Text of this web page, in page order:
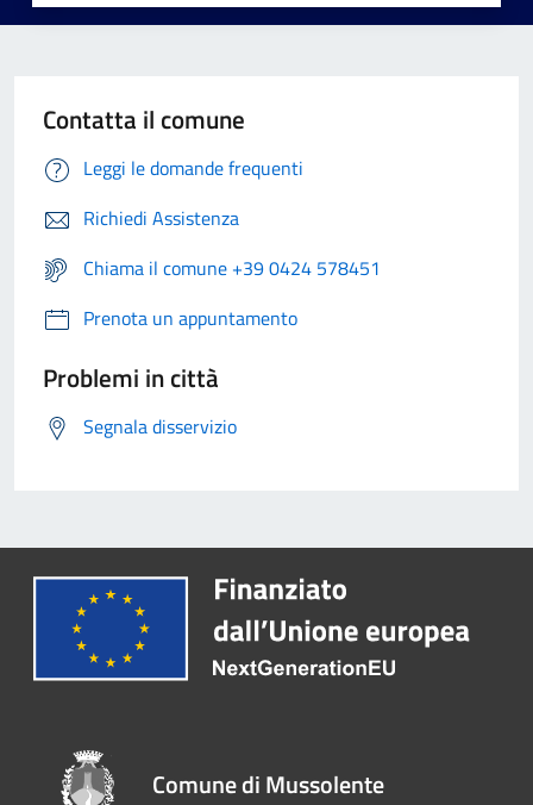
Contatta il comune
Leggi le domande frequenti
Richiedi Assistenza
Chiama il comune +39 0424 578451
Prenota un appuntamento
Problemi in città
Segnala disservizio
Comune di Mussolente